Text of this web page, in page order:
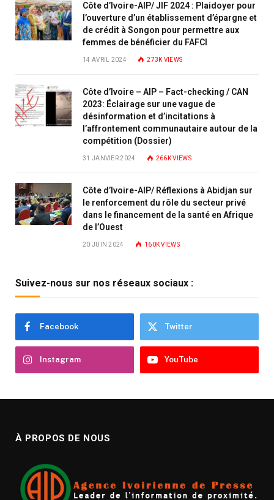
Côte d’Ivoire-AIP/ JIF 2024 : Plaidoyer pour
l’ouverture d’un établissement d’épargne et
de crédit à Songon pour permettre aux
femmes de bénéficier du FAFCI
14 AVRIL 2024 273KVIEWS
Côte d’Ivoire – AIP – Fact-checking / CAN
2023: Éclairage sur une vague de
désinformation et d’incitations à
l’affrontement communautaire autour de la
compétition (Dossier)
31 JANVIER 2024 266KVIEWS
Côte d’Ivoire-AIP/ Réflexions à Abidjan sur
le renforcement du rôle du secteur privé
dans le financement de la santé en Afrique
de l’Ouest
20 JUIN 2024 160KVIEWS
Suivez-nous sur nos réseaux sociaux :
Facebook Twitter
Instagram YouTube
À PROPOS DE NOUS